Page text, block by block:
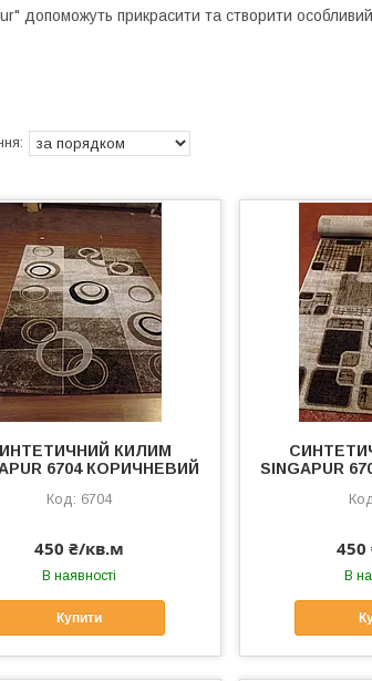
допоможуть прикрасити та створити
КИЛИМ
6704 КОРИЧНЕВИЙ
6704
450 ₴/кв.м
В наявності
Купити
SINGAPUR
450
В